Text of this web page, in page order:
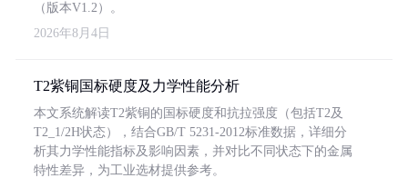
（版本V1.2）。
2026年8月4日
T2紫铜国标硬度及力学性能分析
本文系统解读T2紫铜的国标硬度和抗拉强度（包括T2及
T2_1/2H状态），结合GB/T 5231-2012标准数据，详细分
析其力学性能指标及影响因素，并对比不同状态下的金属
特性差异，为工业选材提供参考。